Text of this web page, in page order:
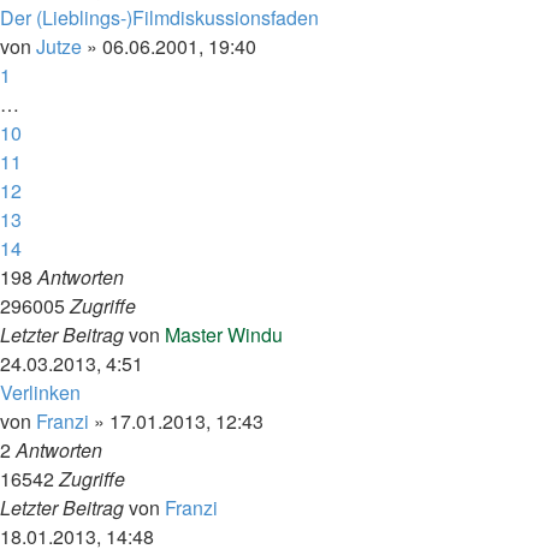
Der (Lieblings-)Filmdiskussionsfaden
von Jutze » 06.06.2001, 19:40
1
…
10
11
12
13
14
198Antworten
296005Zugriffe
Letzter Beitragvon Master Windu
24.03.2013, 4:51
Verlinken
von Franzi » 17.01.2013, 12:43
2Antworten
16542Zugriffe
Letzter Beitragvon Franzi
18.01.2013, 14:48